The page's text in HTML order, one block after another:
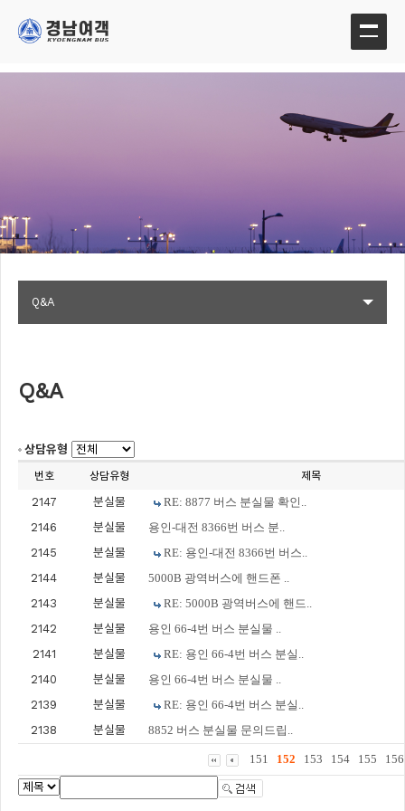
Q&A
Q&A
상담유형
번호 상담유형 제목
2147 분실물
RE: 8877 버스 분실물 확인..
2146
분실물
용인-대전 8366번 버스 분..
2145
분실물
RE: 용인-대전 8366번 버스..
2144
분실물
5000B 광역버스에 핸드폰 ..
2143
분실물
RE: 5000B 광역버스에 핸드..
2142
분실물
용인 66-4번 버스 분실물 ..
2141
분실물
RE: 용인 66-4번 버스 분실..
2140
분실물
용인 66-4번 버스 분실물 ..
2139
분실물
RE: 용인 66-4번 버스 분실..
2138
분실물 8852 버스 분실물 문의드립..
151 152 153 154 155 156